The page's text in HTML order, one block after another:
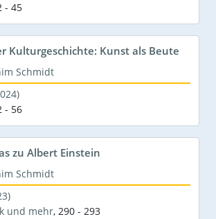
- 45
Kulturgeschichte: Kunst als Beute
Schmidt
- 56
zu Albert Einstein
Schmidt
und mehr, 290 - 293